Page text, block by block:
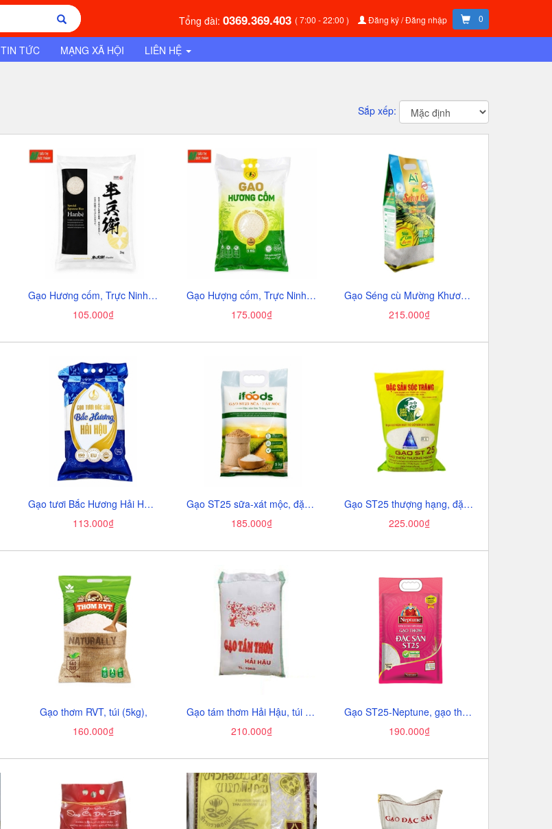
Tổng đài: 0369.369.403 ( 7:00 - 22:00 ) Đăng ký / Đăng nhập 0
TIN TỨC MẠNG XÃ HỘI LIÊN HỆ
Sắp xếp:
Gạo Hương cốm, Trực Ninh-Nam Định, túi (3kg), xuất khẩu Nhật Bản
105.000₫
Gạo Hượng cốm, Trực Ninh-Nam Định, túi (5kg),
175.000₫
Gạo Séng cù Mường Khương-AI (5kg).
215.000₫
Gạo tươi Bắc Hương Hải Hậu-Ninh Bình, túi (5kg),
113.000₫
Gạo ST25 sữa-xát mộc, đặc sản Sóc Trăng-Ifoods, túi (5kg).
185.000₫
Gạo ST25 thượng hạng, đặc sản Sóc Trăng-Hồ Quang Cua, túi (5kg),
225.000₫
Gạo thơm RVT, túi (5kg),
160.000₫
Gạo tám thơm Hải Hậu, túi (10kg),
210.000₫
Gạo ST25-Neptune, gạo thơm đặc sản, túi (5kg),
190.000₫